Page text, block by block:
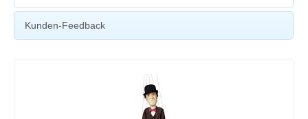
Kunden-Feedback